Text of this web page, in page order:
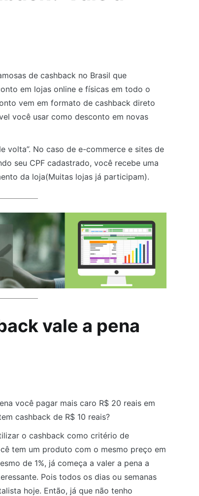
de cashback no Brasil que
em lojas online e físicas em todo o
vem em formato de cashback direto
você usar como desconto em novas
volta”. No caso de e-commerce e sites de
seu CPF cadastrado, você recebe uma
da loja(Muitas lojas já participam).
vale a pena
você pagar mais caro R$ 20 reais em
cashback de R$ 10 reais?
o cashback como critério de
tem um produto com o mesmo preço em
de 1%, já começa a valer a pena a
Pois todos os dias ou semanas
hoje. Então, já que não tenho